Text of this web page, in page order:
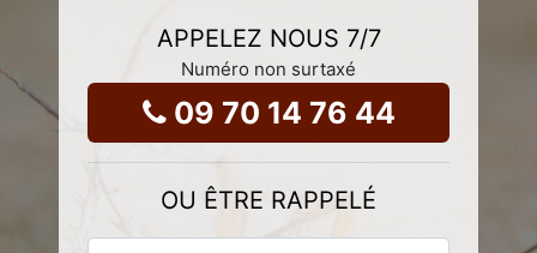
APPELEZ NOUS 7/7
Numéro non surtaxé
09 70 14 76 44
OU ÊTRE RAPPELÉ